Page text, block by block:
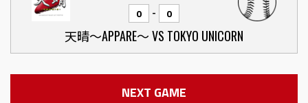
0
- 0
天晴〜APPARE〜 VS TOKYO UNICORN
NEXT GAME